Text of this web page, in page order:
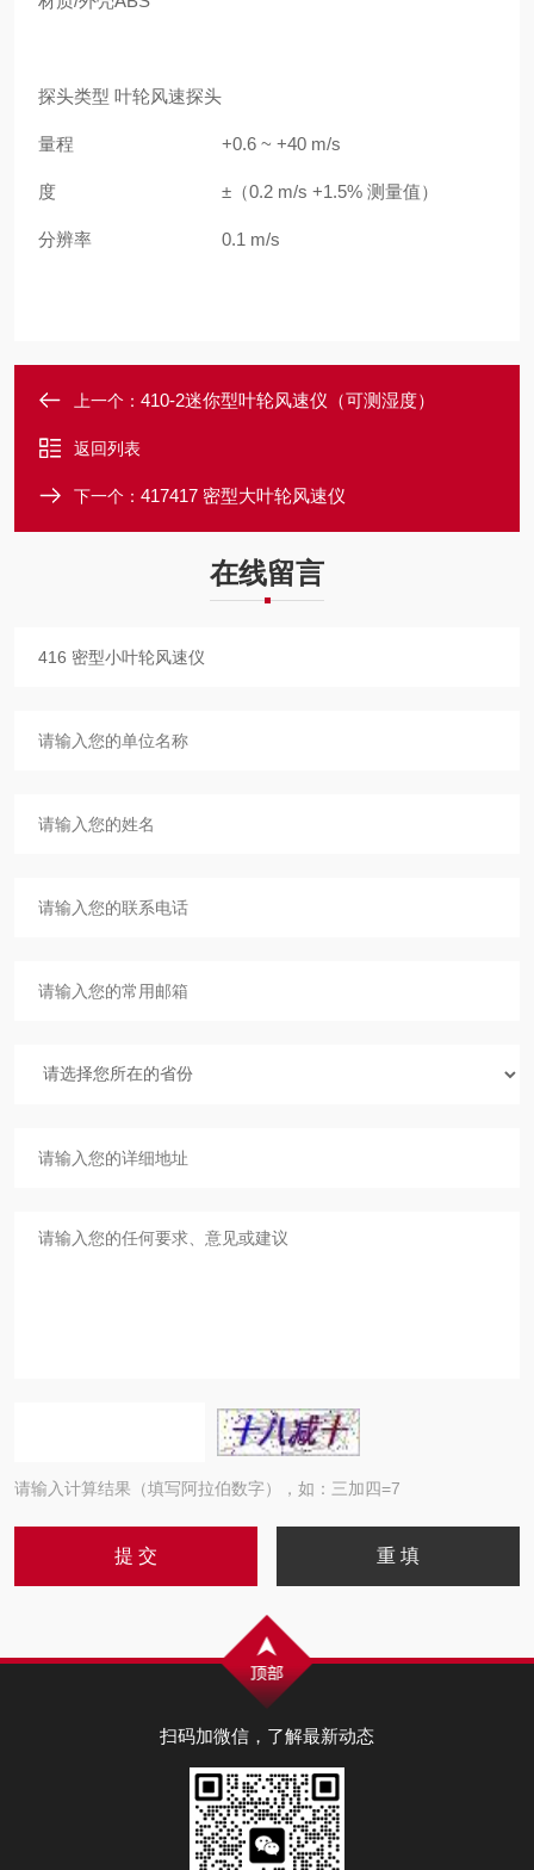
探头类型 叶轮风速探头
量程 +0.6 ~ +40 m/s
度 ±（0.2 m/s +1.5% 测量值）
分辨率 0.1 m/s
上一个： 410-2迷你型叶轮风速仪（可测湿度）
返回列表
下一个： 417417 密型大叶轮风速仪
在线留言
请输入计算结果（填写阿拉伯数字），如：三加四=7
扫码加微信，了解最新动态